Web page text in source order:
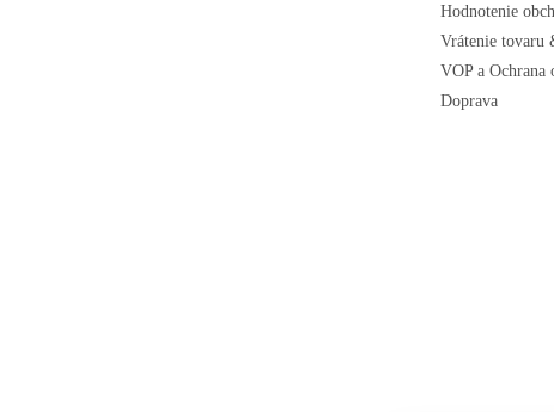
Hodnotenie
Vrátenie tovaru
VOP a Ochrana
Doprava